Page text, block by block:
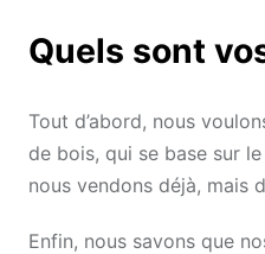
Quels sont
Tout d’abord, nous
de bois, qui se base sur
nous vendons déjà, mais
Enfin, nous savons que